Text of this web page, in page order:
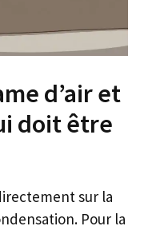
d’air et
doit être
sur la
Pour la